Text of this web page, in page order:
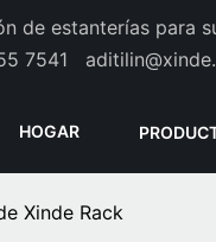
de estanterías para
7541
HOGAR
Xinde Rack